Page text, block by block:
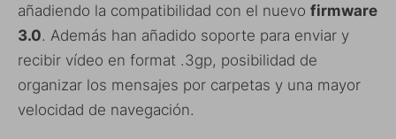
añadiendo la compatibilidad con el nuevo firmware
3.0. Además han añadido soporte para enviar y
recibir vídeo en format .3gp, posibilidad de
organizar los mensajes por carpetas y una mayor
velocidad de navegación.